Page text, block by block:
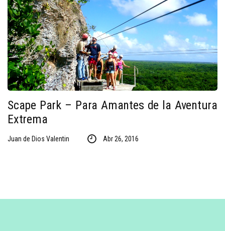
Scape Park – Para Amantes de la Aventura
Extrema
Juan de Dios Valentin Abr 26, 2016